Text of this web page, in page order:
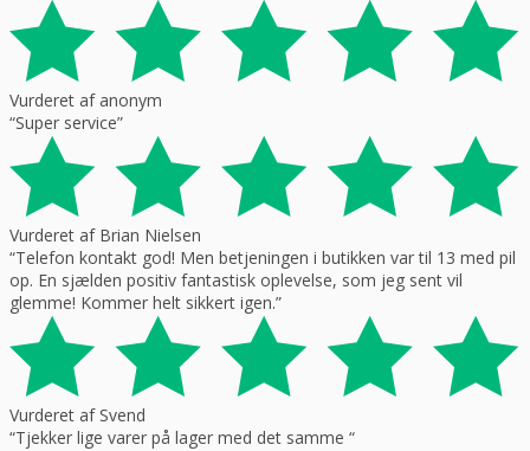
Vurderet af anonym
“Super service”
Vurderet af Brian Nielsen
“Telefon kontakt god! Men betjeningen i butikken var til 13 med pil
op. En sjælden positiv fantastisk oplevelse, som jeg sent vil
glemme! Kommer helt sikkert igen.”
Vurderet af Svend
“Tjekker lige varer på lager med det samme “